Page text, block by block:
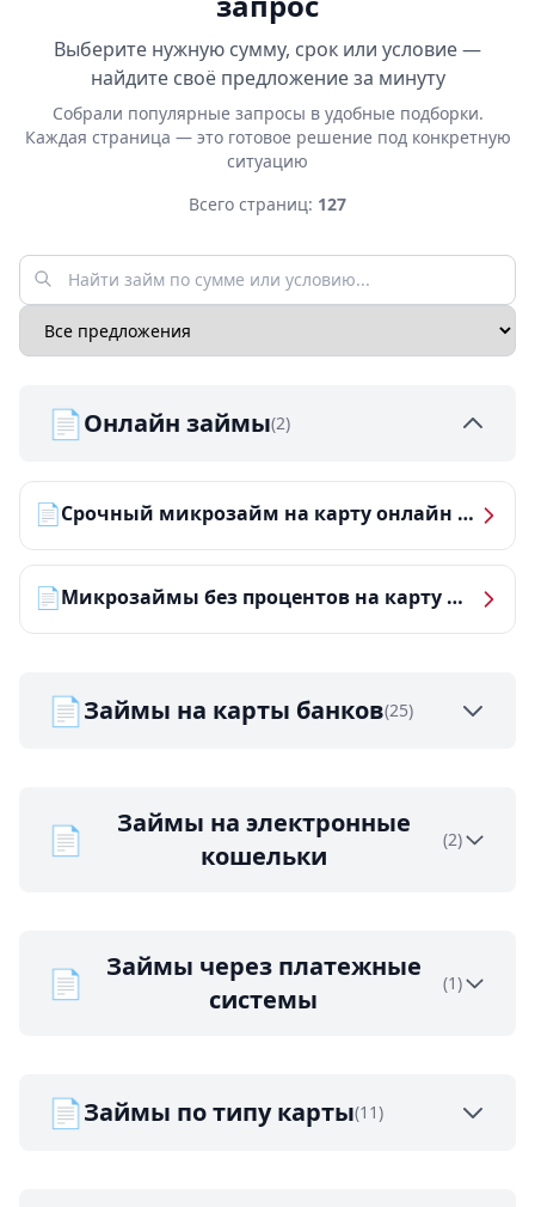
Выберите нужную сумму, срок или условие —
найдите своё предложение за минуту
Собрали популярные запросы в удобные подборки.
Каждая страница — это готовое решение под конкретную
ситуацию
Всего страниц: 127
📄Онлайн займы(2)
📄 Срочный микрозайм на карту онлайн — получить деньги за 5 минут
📄 Микрозаймы без процентов на карту — ТОП-10 за 2026 год
📄Займы на карты банков(25)
📄
Займы на электронные
кошельки
(2)
📄
Займы через платежные
системы
(1)
📄Займы по типу карты(11)